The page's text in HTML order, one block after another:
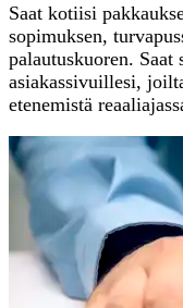
Saat kotiisi
sopimuksen,
palautuskuoren.
asiakassivuillesi,
etenemistä